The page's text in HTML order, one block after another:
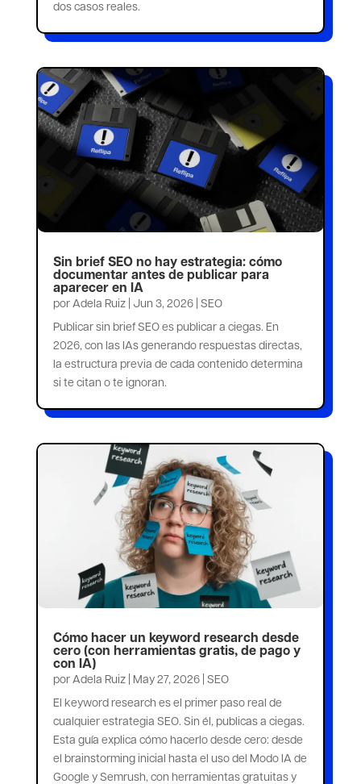
dos casos reales.
Sin brief SEO no hay estrategia: cómo
documentar antes de publicar para
aparecer en IA
por Adela Ruiz| Jun 3, 2026| SEO
Publicar sin brief SEO es publicar a ciegas. En
2026, con las IAs generando respuestas directas,
la estructura previa de cada contenido determina
si te citan o te ignoran.
Cómo hacer un keyword research desde
cero (con herramientas gratis, de pago y
con IA)
por Adela Ruiz| May 27, 2026| SEO
El keyword research es el primer paso real de
cualquier estrategia SEO. Sin él, publicas a ciegas.
Esta guía explica cómo hacerlo desde cero: desde
el brainstorming inicial hasta el uso del Modo IA de
Google y Semrush, con herramientas gratuitas y